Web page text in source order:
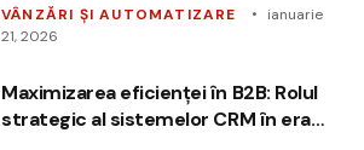
VÂNZĂRI ȘI AUTOMATIZARE
ianuarie
21, 2026
Maximizarea eficienței în B2B: Rolul
strategic al sistemelor CRM în era